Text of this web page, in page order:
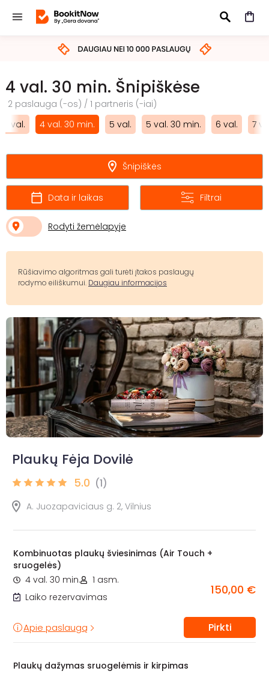
IEŠKOTI
4 val. 30 min. Šnipiškėse
2 paslauga (-os) / 1 partneris (-iai)
4 val.
4 val. 30 min. 5 val. 5 val. 30 min. 6 val. 7
Šnipiškės
Data ir laikas Filtrai
Rodyti žemėlapyje
Rūšiavimo algoritmas gali turėti įtakos paslaugų
rodymo eiliškumui. Daugiau informacijos
Plaukų Fėja Dovilė
5.0 (1)
A. Juozapaviciaus g. 2, Vilnius
Kombinuotas plaukų šviesinimas (Air Touch +
sruogelės)
4 val. 30 min.
1 asm.
Laiko rezervavimas
150,00 €
Apie paslaugą Pirkti
Plaukų dažymas sruogelėmis ir kirpimas